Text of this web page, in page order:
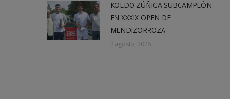
KOLDO ZÚÑIGA SUBCAMPEÓN
EN XXXIX OPEN DE
MENDIZORROZA
2 agosto, 2026